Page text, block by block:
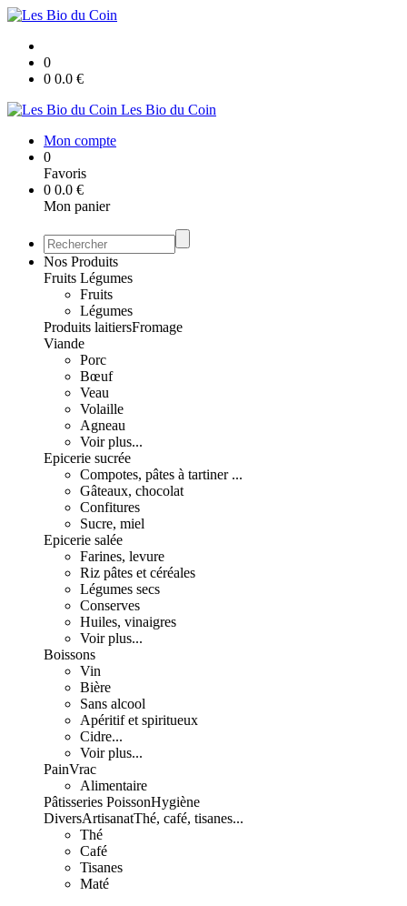
0
0 0.0 €
Les Bio du Coin
Mon compte
0
Favoris
0 0.0 €
Mon panier
Nos Produits
Fruits Légumes
Fruits
Légumes
Produits laitiersFromage
Viande
Porc
Bœuf
Veau
Volaille
Agneau
Voir plus...
Epicerie sucrée
Compotes, pâtes à tartiner ...
Gâteaux, chocolat
Confitures
Sucre, miel
Epicerie salée
Farines, levure
Riz pâtes et céréales
Légumes secs
Conserves
Huiles, vinaigres
Voir plus...
Boissons
Vin
Bière
Sans alcool
Apéritif et spiritueux
Cidre...
Voir plus...
PainVrac
Alimentaire
Pâtisseries PoissonHygiène
DiversArtisanatThé, café, tisanes...
Thé
Café
Tisanes
Maté